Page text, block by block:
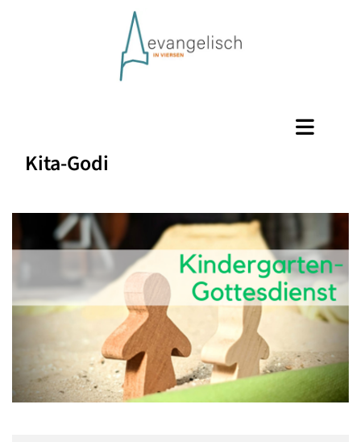
Kita-Godi